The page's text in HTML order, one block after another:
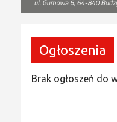
Ogłoszenia
Brak ogłoszeń do